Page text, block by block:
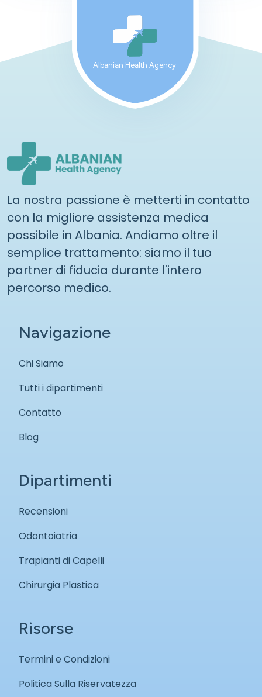
Albanian Health Agency
La nostra passione è metterti in contatto
con la migliore assistenza medica
possibile in Albania. Andiamo oltre il
semplice trattamento: siamo il tuo
partner di fiducia durante l'intero
percorso medico.
Navigazione
Chi Siamo
Tutti i dipartimenti
Contatto
Blog
Dipartimenti
Recensioni
Odontoiatria
Trapianti di Capelli
Chirurgia Plastica
Risorse
Termini e Condizioni
Politica Sulla Riservatezza